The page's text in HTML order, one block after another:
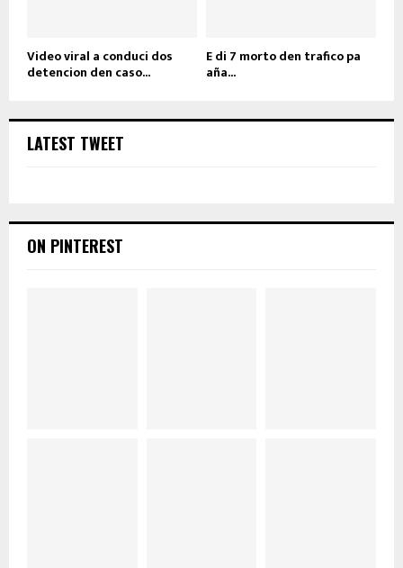
Video viral a conduci dos
detencion den caso...
E di 7 morto den trafico pa
aña...
LATEST TWEET
ON PINTEREST